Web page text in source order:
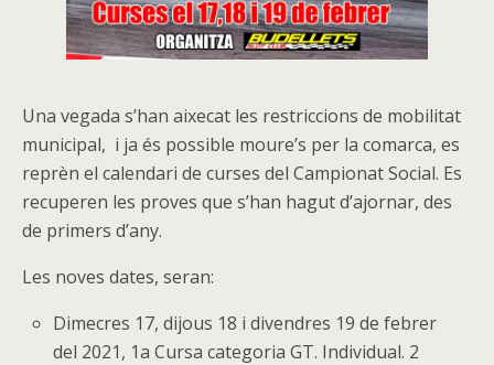
Una vegada s’han aixecat les restriccions de mobilitat
municipal, i ja és possible moure’s per la comarca, es
reprèn el calendari de curses del Campionat Social. Es
recuperen les proves que s’han hagut d’ajornar, des
de primers d’any.
Les noves dates, seran:
Dimecres 17, dijous 18 i divendres 19 de febrer
del 2021, 1a Cursa categoria GT. Individual. 2